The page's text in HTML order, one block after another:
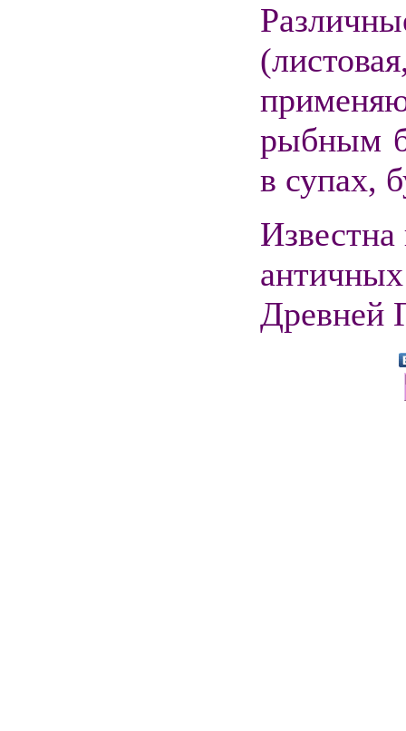
рыбным
в супах,
Известна
Древней